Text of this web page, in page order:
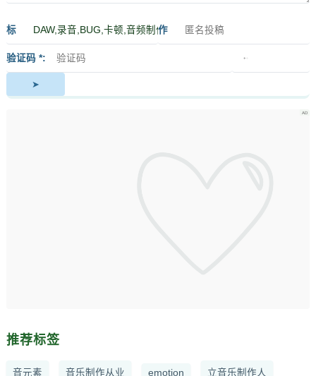
标
签
作
验证码 *
推荐标签
音元素 音乐制作从业 emotion 立音乐制作人